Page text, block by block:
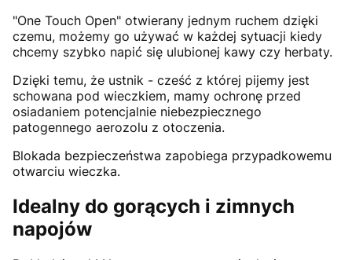
"One Touch Open" otwierany jednym ruchem dzięki
czemu, możemy go używać w każdej sytuacji kiedy
chcemy szybko napić się ulubionej kawy czy herbaty.
Dzięki temu, że ustnik - cześć z której pijemy jest
schowana pod wieczkiem, mamy ochronę przed
osiadaniem potencjalnie niebezpiecznego
patogennego aerozolu z otoczenia.
Blokada bezpieczeństwa zapobiega przypadkowemu
otwarciu wieczka.
Idealny do gorących i zimnych
napojów